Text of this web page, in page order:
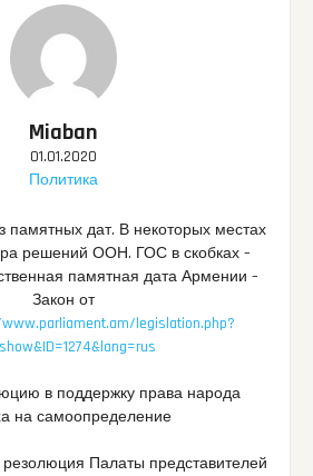
Miaban
01.01.2020
Политика
памятных дат. В некоторых местах
решений ООН. ГОС в скобках –
памятная дата Армении –
Закон от
legislation.php?
в поддержку права народа
на самоопределение
резолюция Палаты представителей